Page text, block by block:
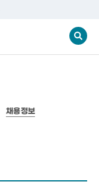
채용정보